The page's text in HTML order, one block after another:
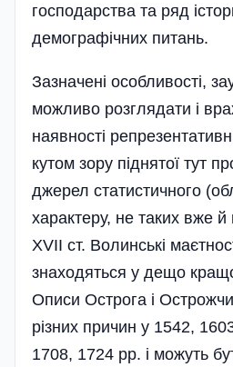
господарства та ряд
демографічних питань.
Зазначені особливості,
можливо розглядати і
наявності
кутом зору піднятої тут
джерел статистичного
характеру, не таких вже
XVII ст. Волинські
знаходяться у дещо
Описи Острога і
різних причин у 1542,
1708, 1724 pp. і можуть